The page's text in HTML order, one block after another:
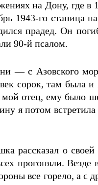
на Дону, где в
1943-го станица
прадед. Он
90-й псалом.
— с Азовского
сорок, там была и
отец, ему было
я потом встретила
рассказал о
прогоняли. Везде
все горело, а с